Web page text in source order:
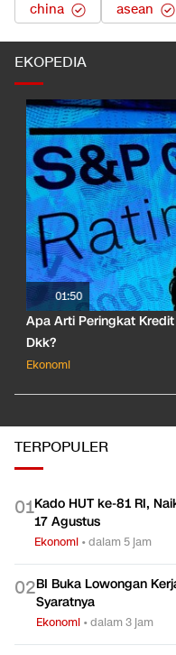
china asean
EKOPEDIA
01:50
Apa Arti Peringkat Kredit
Dkk?
Ekonomi
TERPOPULER
01Kado HUT ke-81 RI,
17 Agustus
Ekonomi •dalam 5 jam
02BI Buka Lowongan
Syaratnya
Ekonomi •dalam 3 jam